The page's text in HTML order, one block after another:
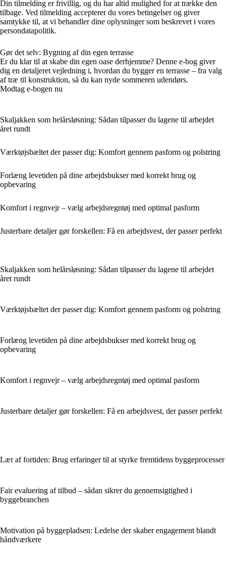
Din tilmelding er frivillig, og du har altid mulighed for at trække den
tilbage. Ved tilmelding accepterer du vores betingelser og giver
samtykke til, at vi behandler dine oplysninger som beskrevet i vores
persondatapolitik.
Gør det selv: Bygning af din egen terrasse
Er du klar til at skabe din egen oase derhjemme? Denne e-bog giver
dig en detaljeret vejledning i, hvordan du bygger en terrasse – fra valg
af træ til konstruktion, så du kan nyde sommeren udendørs.
Modtag e-bogen nu
Skaljakken som helårsløsning: Sådan tilpasser du lagene til arbejdet
året rundt
Værktøjsbæltet der passer dig: Komfort gennem pasform og polstring
Forlæng levetiden på dine arbejdsbukser med korrekt brug og
opbevaring
Komfort i regnvejr – vælg arbejdsregntøj med optimal pasform
Justerbare detaljer gør forskellen: Få en arbejdsvest, der passer perfekt
Skaljakken som helårsløsning: Sådan tilpasser du lagene til arbejdet
året rundt
Værktøjsbæltet der passer dig: Komfort gennem pasform og polstring
Forlæng levetiden på dine arbejdsbukser med korrekt brug og
opbevaring
Komfort i regnvejr – vælg arbejdsregntøj med optimal pasform
Justerbare detaljer gør forskellen: Få en arbejdsvest, der passer perfekt
Lær af fortiden: Brug erfaringer til at styrke fremtidens byggeprocesser
Fair evaluering af tilbud – sådan sikrer du gennemsigtighed i
byggebranchen
Motivation på byggepladsen: Ledelse der skaber engagement blandt
håndværkere